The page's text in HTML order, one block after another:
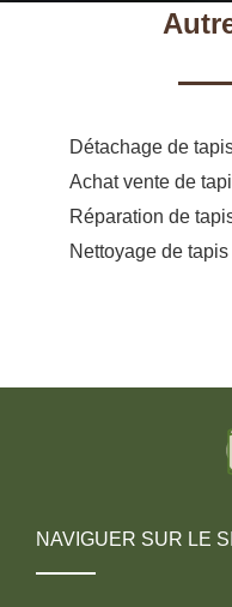
Détachage de
Achat vente de
Réparation de
Nettoyage de
NAVIGUER SUR LE